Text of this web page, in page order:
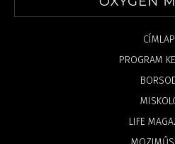
CÍMLAP
PROGRAM
LIFE